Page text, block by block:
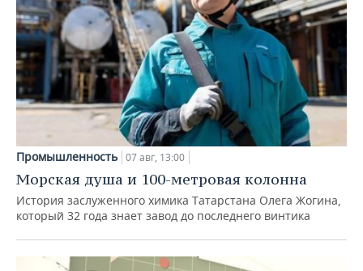
Промышленность 07 авг, 13:00
Морская душа и 100-метровая колонна
История заслуженного химика Татарстана Олега Жогина,
который 32 года знает завод до последнего винтика